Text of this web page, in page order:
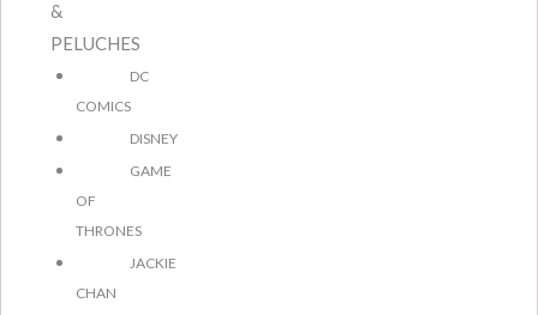
&
PELUCHES
DC
COMICS
DISNEY
GAME
OF
THRONES
JACKIE
CHAN